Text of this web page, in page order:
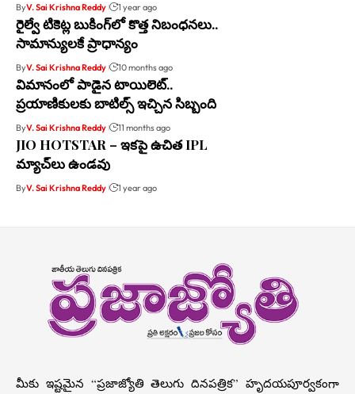
ByV. Sai Krishna Reddy 1 year ago
రైల్వే టికెట్ల బుకింగ్‌లో కొత్త నిబంధనలు..
సామాన్యులకే ప్రాధాన్యం
ByV. Sai Krishna Reddy 10 months ago
విమానంలో పాడైన టాయిలెట్..
ప్రయాణికులకు బాటిల్స్ ఇచ్చిన సిబ్బంది
ByV. Sai Krishna Reddy 11 months ago
JIO HOTSTAR – ఇకపై ఉచిత IPL
మ్యాచ్‌లు ఉండవు
ByV. Sai Krishna Reddy 1 year ago
మీకు ఇష్టమైన “ప్రజాజ్యోతి తెలుగు దినపత్రిక” హృదయపూర్వకంగా